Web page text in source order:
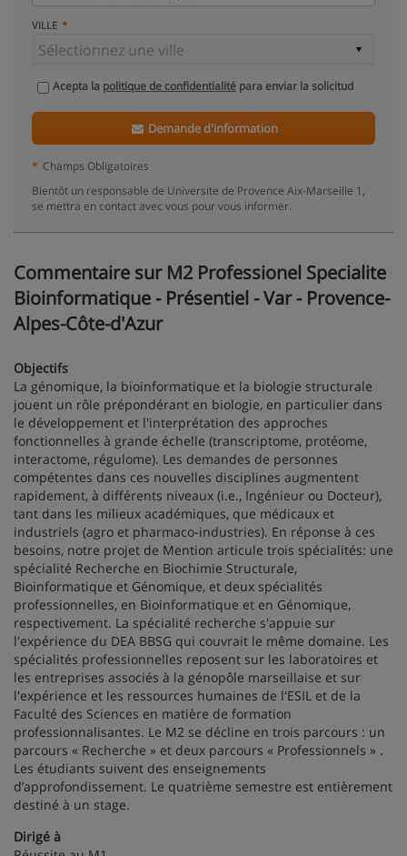
VILLE
Acepta la politique de confidentialité para enviar la solicitud
Demande d'information
* Champs Obligatoires
Bientôt un responsable de Universite de Provence Aix-Marseille 1,
se mettra en contact avec vous pour vous informer.
Commentaire sur M2 Professionel Specialite
Bioinformatique - Présentiel - Var - Provence-
Alpes-Côte-d'Azur
Objectifs
La génomique, la bioinformatique et la biologie structurale
jouent un rôle prépondérant en biologie, en particulier dans
le développement et l'interprétation des approches
fonctionnelles à grande échelle (transcriptome, protéome,
interactome, régulome). Les demandes de personnes
compétentes dans ces nouvelles disciplines augmentent
rapidement, à différents niveaux (i.e., Ingénieur ou Docteur),
tant dans les milieux académiques, que médicaux et
industriels (agro et pharmaco-industries). En réponse à ces
besoins, notre projet de Mention articule trois spécialités: une
spécialité Recherche en Biochimie Structurale,
Bioinformatique et Génomique, et deux spécialités
professionnelles, en Bioinformatique et en Génomique,
respectivement. La spécialité recherche s'appuie sur
l'expérience du DEA BBSG qui couvrait le même domaine. Les
spécialités professionnelles reposent sur les laboratoires et
les entreprises associés à la génopôle marseillaise et sur
l'expérience et les ressources humaines de l'ESIL et de la
Faculté des Sciences en matière de formation
professionnalisantes. Le M2 se décline en trois parcours : un
parcours « Recherche » et deux parcours « Professionnels » .
Les étudiants suivent des enseignements
d’approfondissement. Le quatrième semestre est entièrement
destiné à un stage.
Dirigé à